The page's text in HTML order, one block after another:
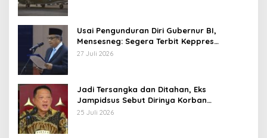
Usai Pengunduran Diri Gubernur BI,
Mensesneg: Segera Terbit Keppres
Pemberhentian dengan Hormat
27 Juli 2026
Jadi Tersangka dan Ditahan, Eks
Jampidsus Sebut Dirinya Korban
Kriminalisasi
25 Juli 2026